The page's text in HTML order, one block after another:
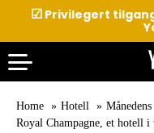
☑ Privilegert
Home Hotell
Royal Champagne, et hotell